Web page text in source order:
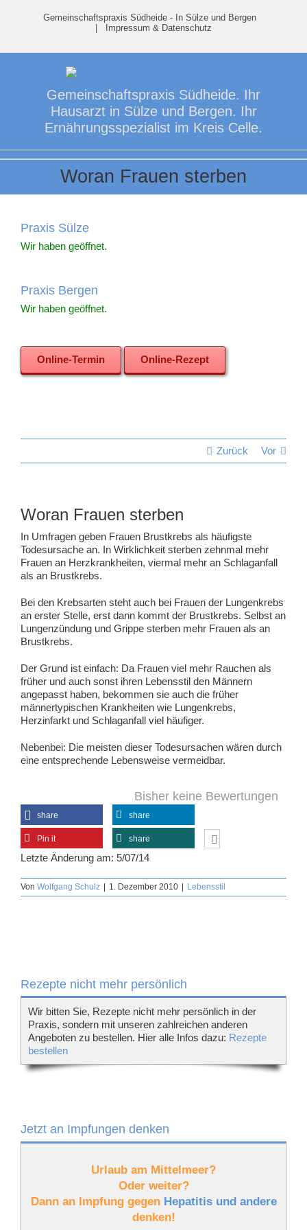
Gemeinschaftspraxis Südheide - In Sülze und Bergen
Impressum & Datenschutz
Gemeinschaftspraxis Südheide. Ihr
Hausarzt in Sülze und Bergen. Ihr
Ernährungsspezialist im Kreis Celle.
Woran Frauen sterben
Zurück Vor
Woran Frauen sterben
In Umfragen geben Frauen Brustkrebs als häufigste
Todesursache an. In Wirklichkeit sterben zehnmal mehr
Frauen an Herzkrankheiten, viermal mehr an Schlaganfall
als an Brustkrebs.
Bei den Krebsarten steht auch bei Frauen der Lungenkrebs
an erster Stelle, erst dann kommt der Brustkrebs. Selbst an
Lungenzündung und Grippe sterben mehr Frauen als an
Brustkrebs.
Der Grund ist einfach: Da Frauen viel mehr Rauchen als
früher und auch sonst ihren Lebensstil den Männern
angepasst haben, bekommen sie auch die früher
männertypischen Krankheiten wie Lungenkrebs,
Herzinfarkt und Schlaganfall viel häufiger.
Nebenbei: Die meisten dieser Todesursachen wären durch
eine entsprechende Lebensweise vermeidbar.
Bisher keine Bewertungen
share share
Pin it share
Letzte Änderung am: 5/07/14
Von Wolfgang Schulz 1. Dezember 2010 Lebensstil
Praxis Sülze
Wir haben geöffnet.
Praxis Bergen
Wir haben geöffnet.
Online-Termin Online-Rezept
Rezepte nicht mehr persönlich
Wir bitten Sie, Rezepte nicht mehr persönlich in der
Praxis, sondern mit unseren zahlreichen anderen
Angeboten zu bestellen. Hier alle Infos dazu: Rezepte
bestellen
Jetzt an Impfungen denken
Urlaub am Mittelmeer?
Oder weiter?
Dann an Impfung gegen Hepatitis und andere
denken!